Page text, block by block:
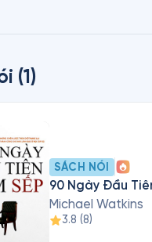
(1)
SÁCH NÓI
90 Ngày Đầu
Michael Watkins
3.8 (8)